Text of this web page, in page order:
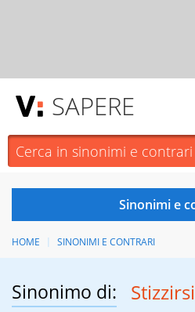
SAPERE
HOME SINONIMI E CONTRARI
Sinonimo di: Stizzirsi